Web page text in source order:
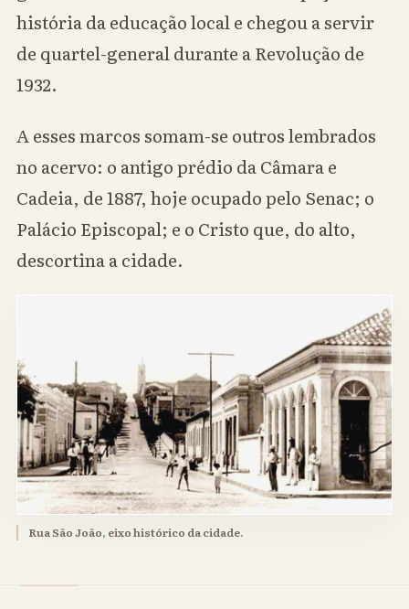
história da educação local e chegou a servir
de quartel-general durante a Revolução de
1932.
A esses marcos somam-se outros lembrados
no acervo: o antigo prédio da Câmara e
Cadeia, de 1887, hoje ocupado pelo Senac; o
Palácio Episcopal; e o Cristo que, do alto,
descortina a cidade.
Rua São João, eixo histórico da cidade.